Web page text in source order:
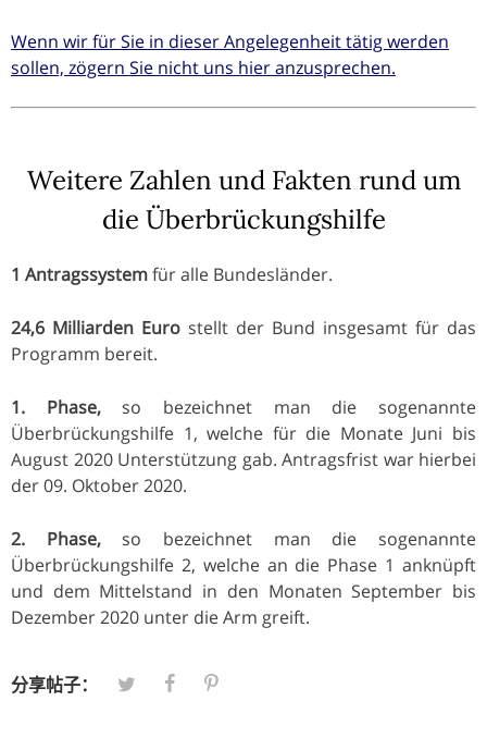
Wenn wir für Sie in dieser Angelegenheit tätig werden
sollen, zögern Sie nicht uns hier anzusprechen.
Weitere Zahlen und Fakten rund um
die Überbrückungshilfe
1 Antragssystemfür alle Bundesländer.
24,6 Milliarden Euro stellt der Bund insgesamt für das
Programm bereit.
1. Phase,so bezeichnet man die sogenannte
Überbrückungshilfe 1, welche für die Monate Juni bis
August 2020 Unterstützung gab. Antragsfrist war hierbei
der 09. Oktober 2020.
2. Phase,so bezeichnet man die sogenannte
Überbrückungshilfe 2, welche an die Phase 1 anknüpft
und dem Mittelstand in den Monaten September bis
Dezember 2020 unter die Arm greift.
分享帖子：